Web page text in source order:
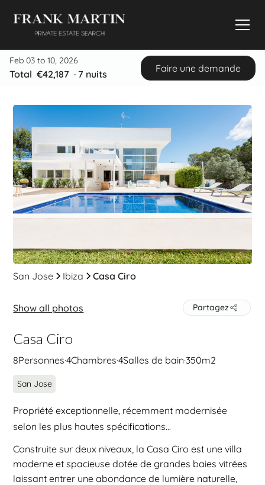
Feb 03 to 10, 2026
Total €42,187 · 7 nuits
Faire une demande
San Jose Ibiza Casa Ciro
Show all photos
Casa Ciro
8Personnes·4Chambres·4Salles de bain·350m2
San Jose
Partagez
Propriété exceptionnelle, récemment modernisée
selon les plus hautes spécifications...
Construite sur deux niveaux, la Casa Ciro est une villa
moderne et spacieuse dotée de grandes baies vitrées
laissant entrer une abondance de lumière naturelle,